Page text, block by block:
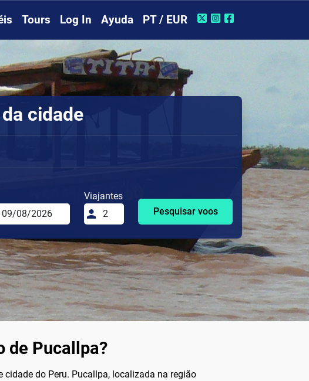
Tours Log In Ayuda PT / EUR
cidade
Viajantes
Pesquisar voos
de Pucallpa?
do Peru. Pucallpa, localizada na região